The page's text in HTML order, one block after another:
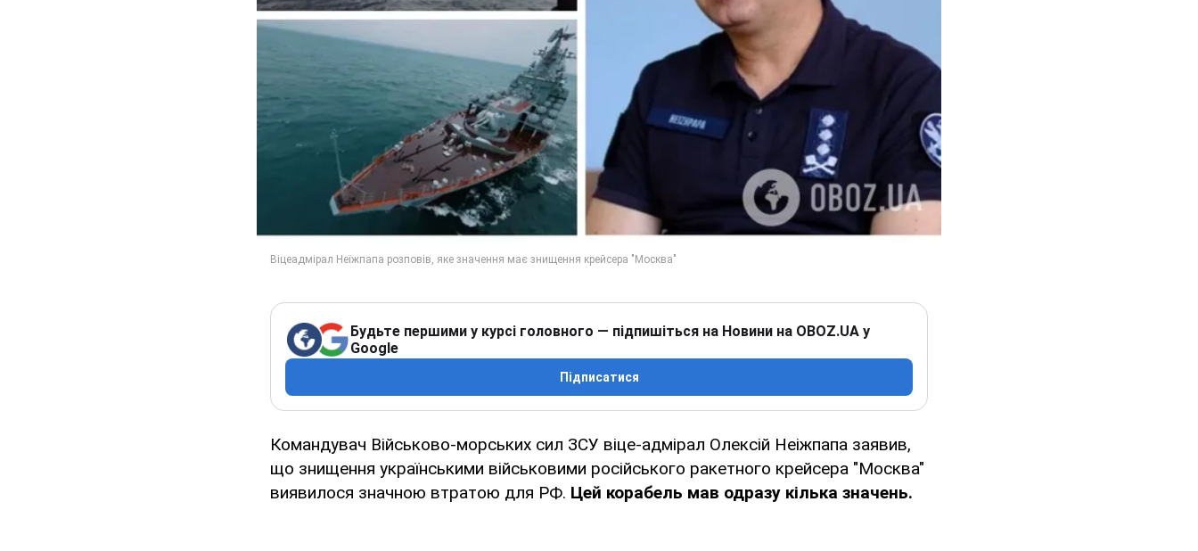
Будьте першими у курсі головного — підпишіться на Новини на OBOZ.UA у
Google
Підписатися
Командувач Військово-морських сил ЗСУ віце-адмірал Олексій Неіжпапа заявив,
що знищення українськими військовими російського ракетного крейсера "Москва"
виявилося значною втратою для РФ. Цей корабель мав одразу кілька значень.